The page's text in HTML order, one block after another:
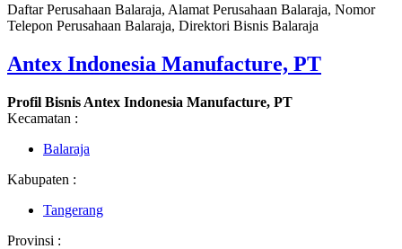
Daftar Perusahaan Balaraja, Alamat Perusahaan Balaraja, Nomor
Telepon Perusahaan Balaraja, Direktori Bisnis Balaraja
Antex Indonesia Manufacture, PT
Profil Bisnis Antex Indonesia Manufacture, PT
Kecamatan :
Balaraja
Kabupaten :
Tangerang
Provinsi :